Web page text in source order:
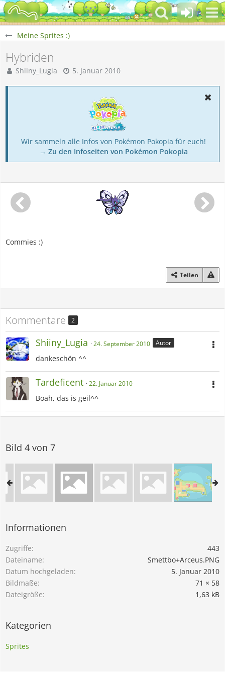
Meine Sprites :)
Hybriden
Shiiny_Lugia 5. Januar 2010
Wir sammeln alle Infos von Pokémon Pokopia für euch!
→ Zu den Infoseiten von Pokémon Pokopia
Commies :)
Teilen
Kommentare 2
Shiiny_Lugia 24. September 2010 Autor
dankeschön ^^
Tardeficent 22. Januar 2010
Boah, das is geil^^
Bild 4 von 7
Informationen
Zugriffe
443
Dateiname
Smettbo+Arceus.PNG
Datum hochgeladen
5. Januar 2010
Bildmaße
71 × 58
Dateigröße
1,63 kB
Kategorien
Sprites